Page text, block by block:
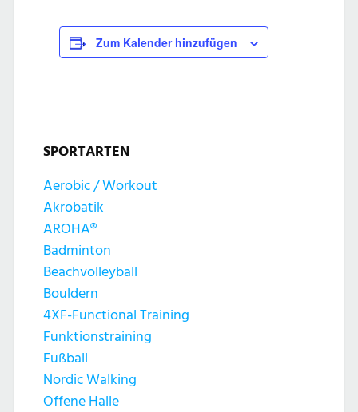
Zum Kalender hinzufügen
SPORTARTEN
Aerobic / Workout
Akrobatik
AROHA®
Badminton
Beachvolleyball
Bouldern
4XF-Functional Training
Funktionstraining
Fußball
Nordic Walking
Offene Halle